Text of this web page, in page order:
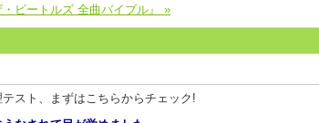
ビートルズ 全曲バイブル』 »
スト、まずはこちらからチェック!